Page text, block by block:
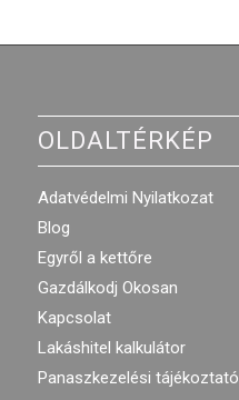
OLDALTÉRKÉP
Adatvédelmi Nyilatkozat
Blog
Egyről a kettőre
Gazdálkodj Okosan
Kapcsolat
Lakáshitel kalkulátor
Panaszkezelési tájékoztató